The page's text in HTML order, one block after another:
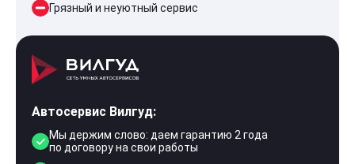
Грязный и неуютный сервис
Автосервис Вилгуд:
Мы держим слово: даем гарантию 2 года
по договору на свои работы